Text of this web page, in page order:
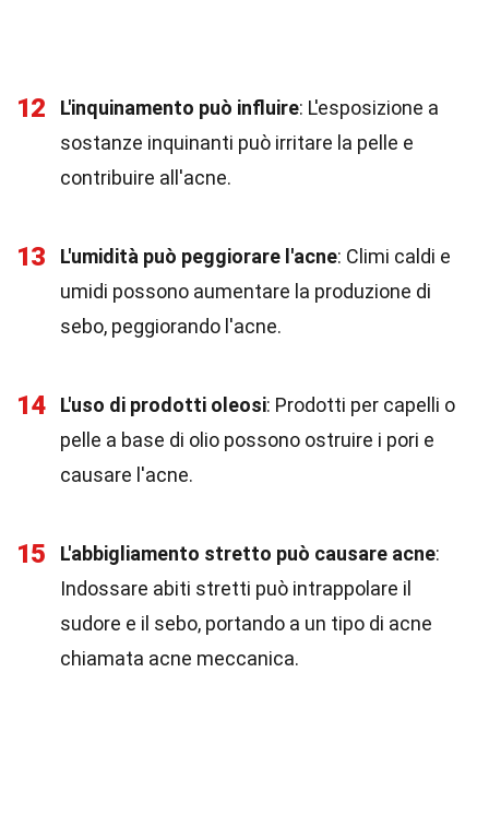
12 L'inquinamento può influire: L'esposizione a
sostanze inquinanti può irritare la pelle e
contribuire all'acne.
13 L'umidità può peggiorare l'acne: Climi caldi e
umidi possono aumentare la produzione di
sebo, peggiorando l'acne.
14 L'uso di prodotti oleosi: Prodotti per capelli o
pelle a base di olio possono ostruire i pori e
causare l'acne.
15 L'abbigliamento stretto può causare acne:
Indossare abiti stretti può intrappolare il
sudore e il sebo, portando a un tipo di acne
chiamata acne meccanica.